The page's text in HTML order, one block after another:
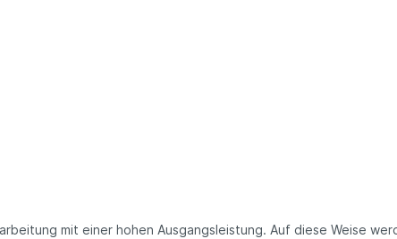
mit einer hohen Ausgangsleistung. Auf diese Weise